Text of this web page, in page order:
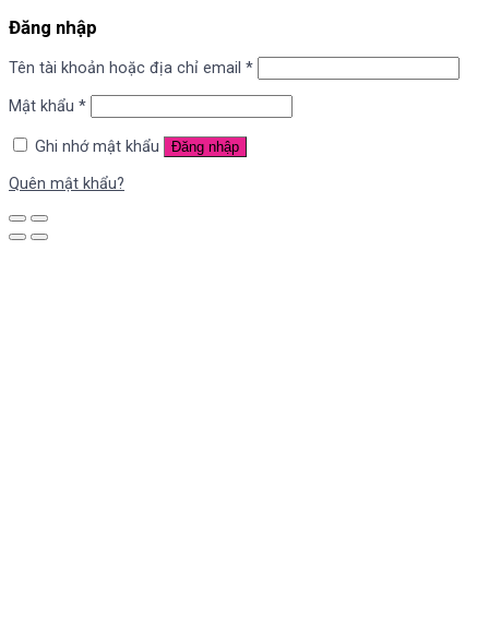
Đăng nhập
Tên tài khoản hoặc địa chỉ email *
Mật khẩu *
Ghi nhớ mật khẩu Đăng nhập
Quên mật khẩu?